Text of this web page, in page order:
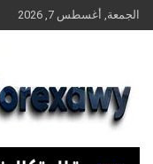
Skip
to
الجمعة, أغسطس 7, 2026